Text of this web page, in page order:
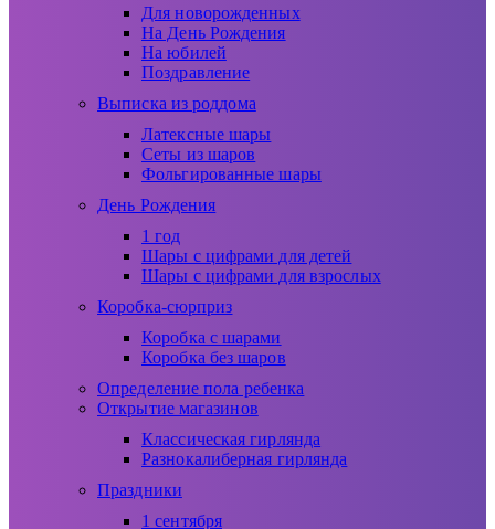
Для новорожденных
На День Рождения
На юбилей
Поздравление
Выписка из роддома
Латексные шары
Сеты из шаров
Фольгированные шары
День Рождения
1 год
Шары с цифрами для детей
Шары с цифрами для взрослых
Коробка-сюрприз
Коробка с шарами
Коробка без шаров
Определение пола ребенка
Открытие магазинов
Классическая гирлянда
Разнокалиберная гирлянда
Праздники
1 сентября